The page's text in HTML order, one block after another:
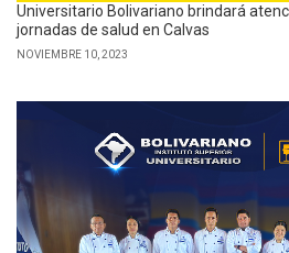
Universitario Bolivariano brindará
jornadas de salud en Calvas
NOVIEMBRE 10, 2023